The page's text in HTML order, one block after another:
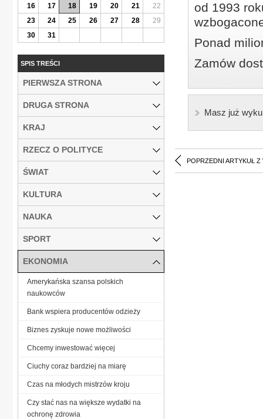
od 1993
Ponad
Zamów
Masz już
POPRZEDNI ARTYKUŁ Z
16
17 18 19 20 21
22
23
24 25 26 27 28
29
30
31
SPIS TREŚCI
PIERWSZA STRONA
DRUGA STRONA
KRAJ
RZECZ O POLITYCE
ŚWIAT
KULTURA
NAUKA
SPORT
EKONOMIA
Amerykańska szansa polskich
naukowców
Bank wspiera producentów odzieży
Biznes zyskuje nowe możliwości
Chcemy inwestować więcej
Ciuchy coraz bardziej na miarę
Czas na młodych mistrzów kroju
Czy stać nas na większe wydatki na
ochronę zdrowia